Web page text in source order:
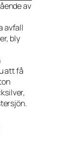
av
avfall
bly
att få